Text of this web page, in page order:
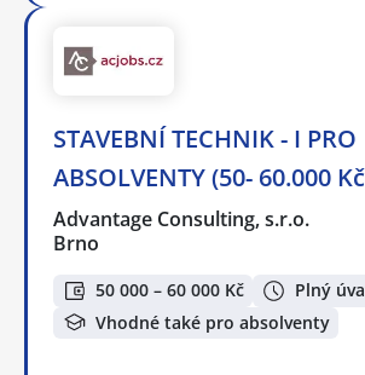
STAVEBNÍ TECHNIK - I PRO
ABSOLVENTY (50- 60.000
Advantage Consulting, s.r.o.
Brno
50 000 – 60 000 Kč
Plný
Vhodné také pro absolventy